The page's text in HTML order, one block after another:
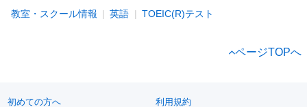
教室・スクール情報 英語 TOEIC(R)テスト
ページTOPへ
初めての方へ 利用規約